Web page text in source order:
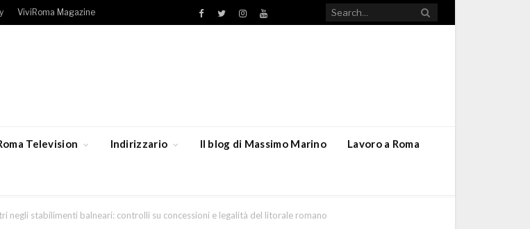
ViviRoma Magazine Facebook
TwitterInstagramYouTube
Television Indirizzario Il blog di Massimo Marino Lavoro a Roma
negli stabilimenti balneari: controlli su concessioni e legalità del litorale romano